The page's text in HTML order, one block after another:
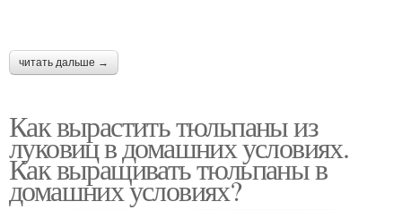
читать дальше →
Как вырастить тюльпаны из
луковиц в домашних условиях.
Как выращивать тюльпаны в
домашних условиях?